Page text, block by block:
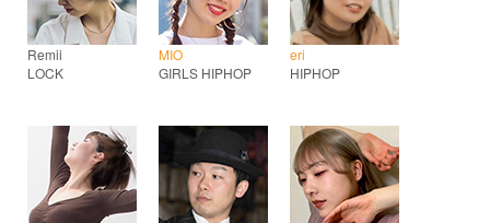
Remii
LOCK
MIO
GIRLS HIPHOP
eri
HIPHOP